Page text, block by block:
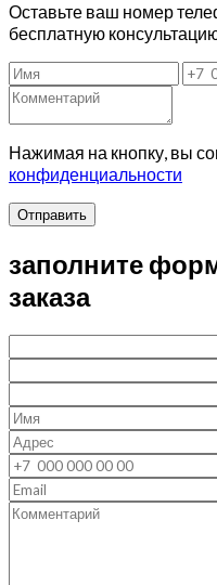
Оставьте ваш номер
бесплатную
Нажимая на кнопку, вы
конфиденциальности
Отправить
заполните
заказа